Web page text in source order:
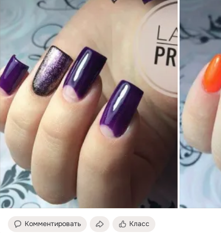
Комментировать Класс